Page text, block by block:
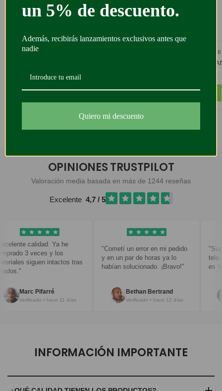
-45%
AIR JORDAN 1 MID
Añadir al carrito
OPINIONES TRUSTPILOT
Valoración media basada en más de 1244 reseñas
Excelente 4,7 / 5
calidad. Ya he
3 veces y los
siguen intactos tras
Marc Pifarré
Verificado • hace 11 días
"Cometí un error en mi pedido
y en un par de horas ya lo
habían solucionado. ¡Bravo!"
Bethan Bertrand
Verificado • hace 12 días
tela
es
INFORMACIÓN IMPORTANTE
un 5% de descuento.
Además, recibirás lanzamientos exclusivos antes que
nadie
Quiero mi descuento